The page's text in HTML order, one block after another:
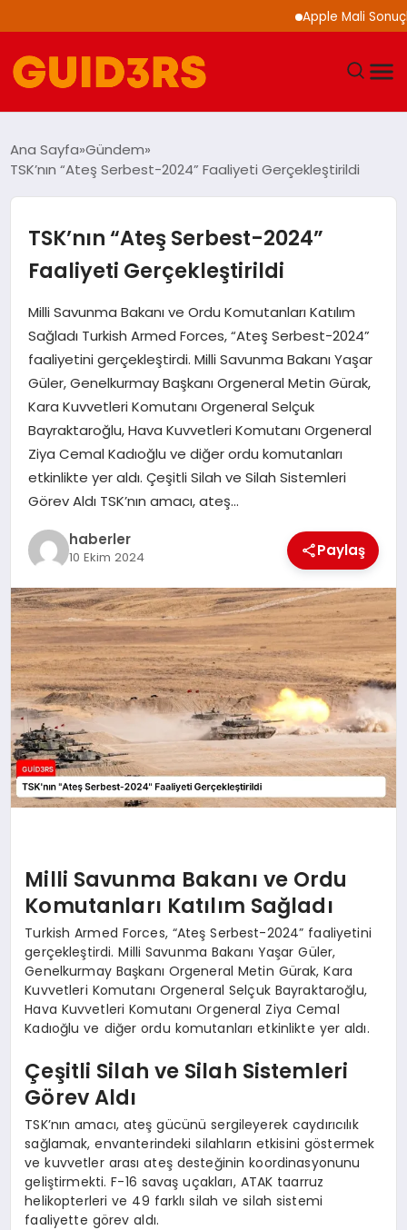
Apple Mali
TEKNOLOJI
SPOR
SAĞLIK
EKONOMI
MAGAZIN
EĞITIM
Ana Sayfa Gündem
TSK’nın “Ateş Serbest-2024” Faaliyeti Gerçekleştirildi
TSK’nın “Ateş Serbest-2024”
Faaliyeti Gerçekleştirildi
Milli Savunma Bakanı ve Ordu Komutanları Katılım
Sağladı Turkish Armed Forces, “Ateş Serbest-2024”
faaliyetini gerçekleştirdi. Milli Savunma Bakanı Yaşar
Güler, Genelkurmay Başkanı Orgeneral Metin Gürak,
Kara Kuvvetleri Komutanı Orgeneral Selçuk
Bayraktaroğlu, Hava Kuvvetleri Komutanı Orgeneral
Ziya Cemal Kadıoğlu ve diğer ordu komutanları
etkinlikte yer aldı. Çeşitli Silah ve Silah Sistemleri
Görev Aldı TSK’nın amacı, ateş…
haberler
10 Ekim 2024 Paylaş
Milli Savunma Bakanı ve Ordu
Komutanları Katılım Sağladı
Turkish Armed Forces, “Ateş Serbest-2024” faaliyetini
gerçekleştirdi. Milli Savunma Bakanı Yaşar Güler,
Genelkurmay Başkanı Orgeneral Metin Gürak, Kara
Kuvvetleri Komutanı Orgeneral Selçuk Bayraktaroğlu,
Hava Kuvvetleri Komutanı Orgeneral Ziya Cemal
Kadıoğlu ve diğer ordu komutanları etkinlikte yer aldı.
Çeşitli Silah ve Silah Sistemleri
Görev Aldı
TSK’nın amacı, ateş gücünü sergileyerek caydırıcılık
sağlamak, envanterindeki silahların etkisini göstermek
ve kuvvetler arası ateş desteğinin koordinasyonunu
geliştirmekti. F-16 savaş uçakları, ATAK taarruz
helikopterleri ve 49 farklı silah ve silah sistemi
faaliyette görev aldı.